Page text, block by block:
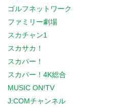
ゴルフネットワーク
ファミリー劇場
スカチャン1
スカサカ！
スカパー！
スカパー！4K総合
MUSIC ON!TV
J:COMチャンネル